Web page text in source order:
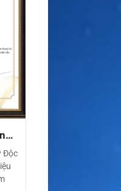
Độc